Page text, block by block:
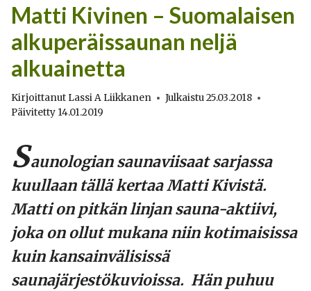
Matti Kivinen – Suomalaisen
alkuperäissaunan neljä
alkuainetta
Kirjoittanut Lassi A Liikkanen Julkaistu25.03.2018
Päivitetty 14.01.2019
Saunologian saunaviisaat sarjassa
kuullaan tällä kertaa Matti Kivistä.
Matti on pitkän linjan sauna-aktiivi,
joka on ollut mukana niin kotimaisissa
kuin kansainvälisissä
saunajärjestökuvioissa. Hän puhuu